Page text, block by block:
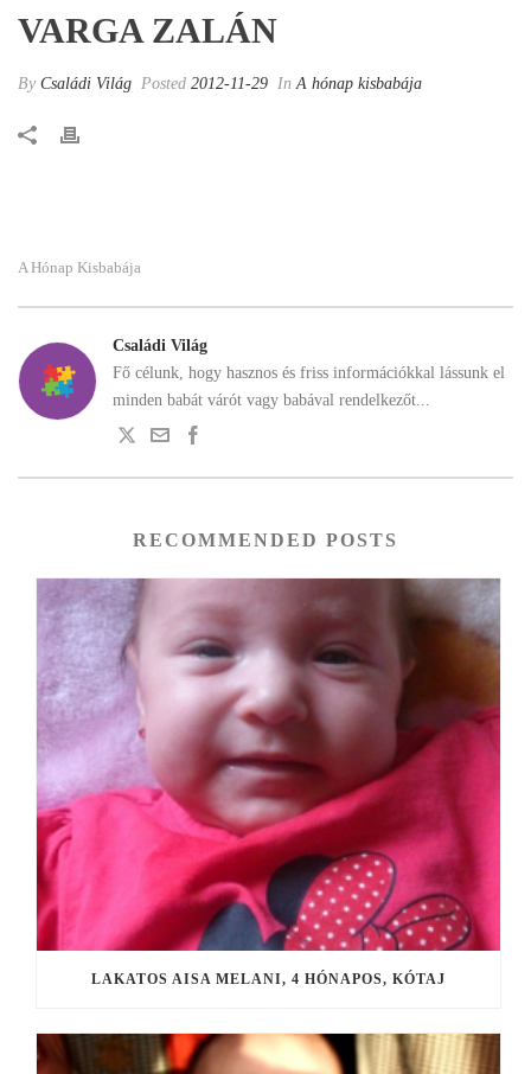
VARGA ZALÁN
By Családi Világ Posted 2012-11-29 In A hónap kisbabája
A Hónap Kisbabája
Családi Világ
Fő célunk, hogy hasznos és friss információkkal lássunk el
minden babát várót vagy babával rendelkezőt...
RECOMMENDED POSTS
LAKATOS AISA MELANI, 4 HÓNAPOS, KÓTAJ